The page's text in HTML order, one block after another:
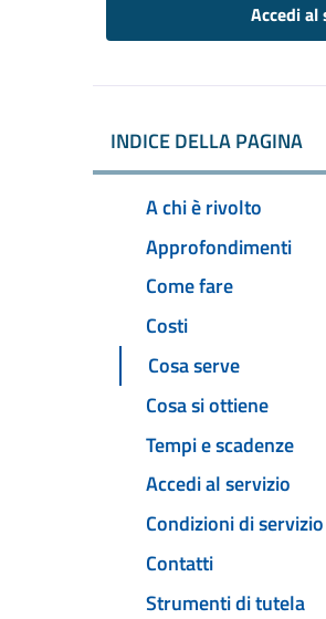
Accedi al
INDICE DELLA PAGINA
A chi è rivolto
Approfondimenti
Come fare
Costi
Cosa serve
Cosa si ottiene
Tempi e scadenze
Accedi al servizio
Condizioni di servizio
Contatti
Strumenti di tutela